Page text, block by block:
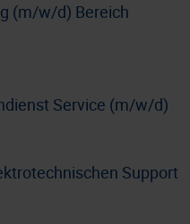
(m/w/d) Bereich
Service (m/w/d)
Support